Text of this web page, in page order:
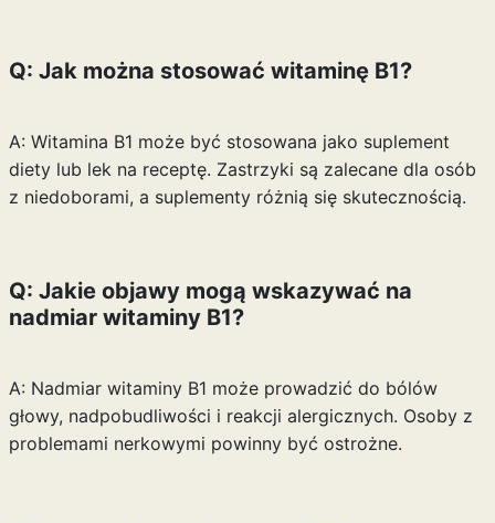
Q: Jak można stosować witaminę B1?
A: Witamina B1 może być stosowana jako suplement
diety lub lek na receptę. Zastrzyki są zalecane dla osób
z niedoborami, a suplementy różnią się skutecznością.
Q: Jakie objawy mogą wskazywać na
nadmiar witaminy B1?
A: Nadmiar witaminy B1 może prowadzić do bólów
głowy, nadpobudliwości i reakcji alergicznych. Osoby z
problemami nerkowymi powinny być ostrożne.